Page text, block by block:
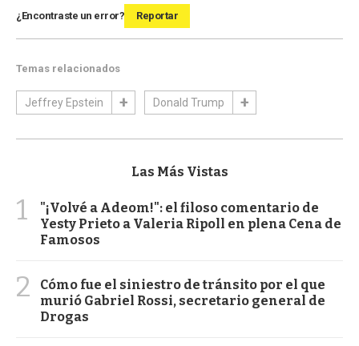
¿Encontraste un error? Reportar
Temas relacionados
Jeffrey Epstein Donald Trump
Las Más Vistas
1
"¡Volvé a Adeom!": el filoso comentario de
Yesty Prieto a Valeria Ripoll en plena Cena de
Famosos
2
Cómo fue el siniestro de tránsito por el que
murió Gabriel Rossi, secretario general de
Drogas